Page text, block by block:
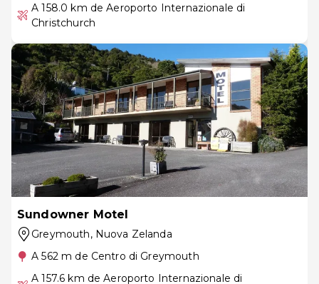
A 158.0 km de Aeroporto Internazionale di
Christchurch
Sundowner Motel
Greymouth, Nuova Zelanda
A 562 m de Centro di Greymouth
A 157.6 km de Aeroporto Internazionale di